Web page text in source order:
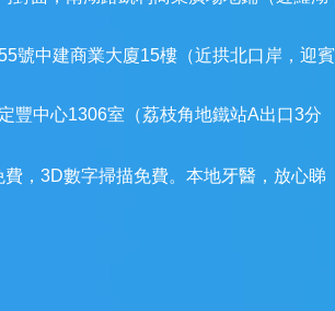
號中建商業大廈15樓（近拱北口岸，迎賓
豐中心1306室（荔枝角地鐵站A出口3分
，3D數字掃描免費。本地牙醫，放心睇